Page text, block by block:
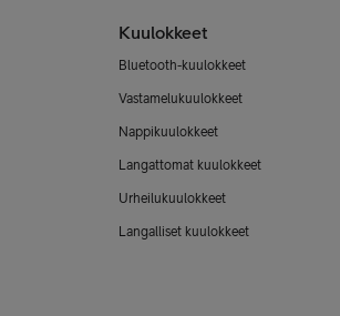
Kuulokkeet
Bluetooth-kuulokkeet
Vastamelukuulokkeet
Nappikuulokkeet
Langattomat kuulokkeet
Urheilukuulokkeet
Langalliset kuulokkeet